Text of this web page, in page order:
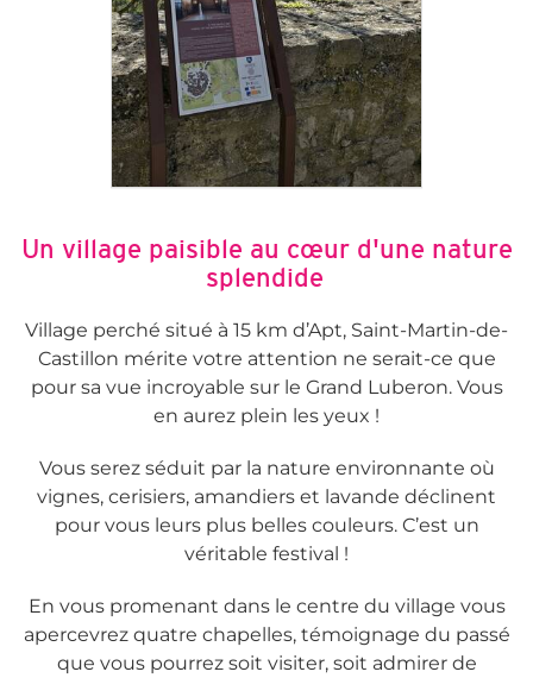
Un village paisible au cœur d'une nature
splendide
Village perché situé à 15 km d’Apt, Saint-Martin-de-
Castillon mérite votre attention ne serait-ce que
pour sa vue incroyable sur le Grand Luberon. Vous
en aurez plein les yeux !
Vous serez séduit par la nature environnante où
vignes, cerisiers, amandiers et lavande déclinent
pour vous leurs plus belles couleurs. C’est un
véritable festival !
En vous promenant dans le centre du village vous
apercevrez quatre chapelles, témoignage du passé
que vous pourrez soit visiter, soit admirer de